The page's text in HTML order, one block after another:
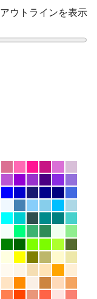
ウトラインを表示